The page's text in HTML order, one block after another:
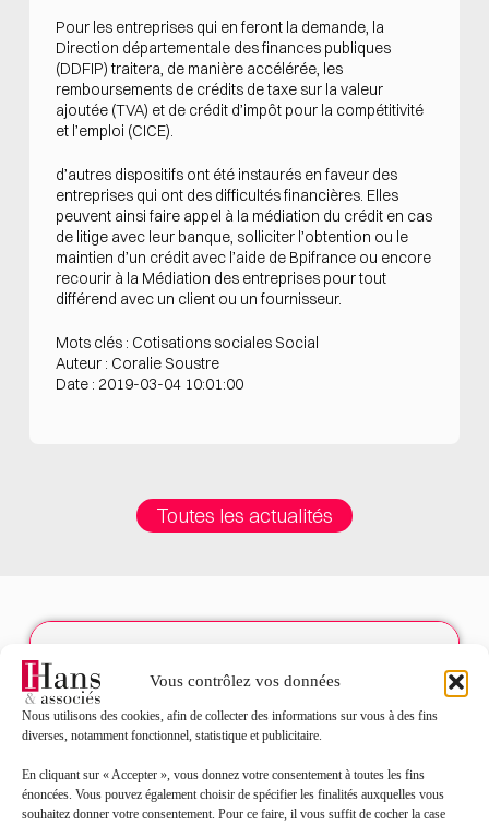
Vous contrôlez vos données
Nous utilisons des cookies, afin de collecter des informations sur vous à des fins
diverses, notamment fonctionnel, statistique et publicitaire.
En cliquant sur « Accepter », vous donnez votre consentement à toutes les fins
énoncées. Vous pouvez également choisir de spécifier les finalités auxquelles vous
souhaitez donner votre consentement. Pour ce faire, il vous suffit de cocher la case
Pour les entreprises qui en feront la demande, la
Direction départementale des finances publiques
(DDFIP) traitera, de manière accélérée, les
remboursements de crédits de taxe sur la valeur
ajoutée (TVA) et de crédit d’impôt pour la compétitivité
et l’emploi (CICE).
d’autres dispositifs ont été instaurés en faveur des
entreprises qui ont des difficultés financières. Elles
peuvent ainsi faire appel à la médiation du crédit en cas
de litige avec leur banque, solliciter l’obtention ou le
maintien d’un crédit avec l’aide de Bpifrance ou encore
recourir à la Médiation des entreprises pour tout
différend avec un client ou un fournisseur.
Mots clés : Cotisations sociales Social
Auteur : Coralie Soustre
Date : 2019-03-04 10:01:00
Toutes les actualités
Contact
Nom*
Prénom*